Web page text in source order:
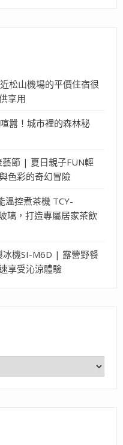
松山機場的平價住宿很
享用
囂！城市裡的森林秘
節 | 夏日親子FUN輕
色彩的奇幻冒險
溫控煮茶機 TCY-
璃，打造專屬居家茶飲
冰機SI-M6D | 露營野餐
享受沁涼體驗